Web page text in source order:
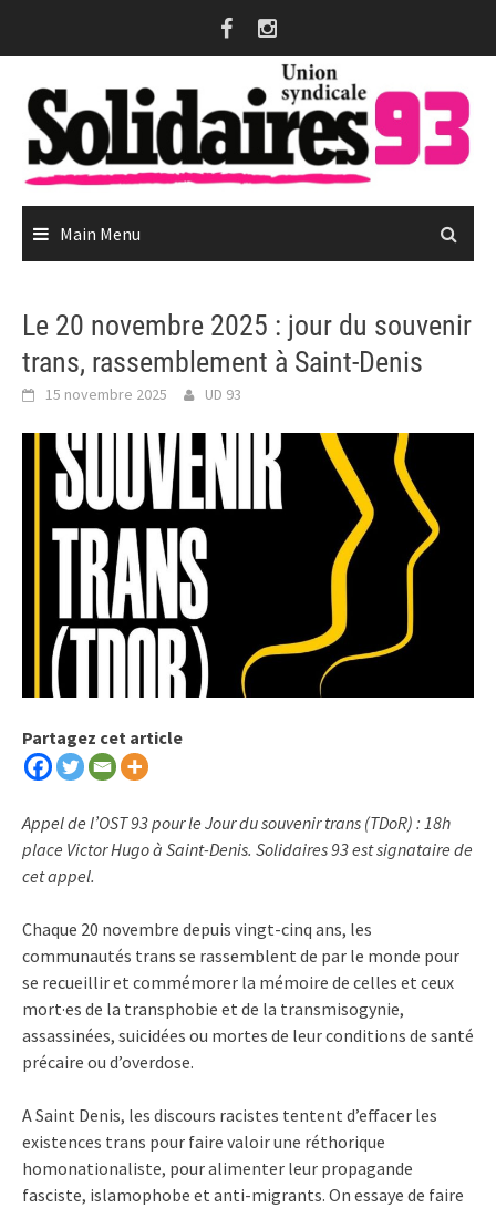
Main Menu
Le 20 novembre 2025 : jour du souvenir
trans, rassemblement à Saint-Denis
15 novembre 2025 UD 93
Partagez cet article
Appel de l’OST 93 pour le Jour du souvenir trans (TDoR) : 18h
place Victor Hugo à Saint-Denis. Solidaires 93 est signataire de
cet appel.
Chaque 20 novembre depuis vingt-cinq ans, les
communautés trans se rassemblent de par le monde pour
se recueillir et commémorer la mémoire de celles et ceux
mort·es de la transphobie et de la transmisogynie,
assassinées, suicidées ou mortes de leur conditions de santé
précaire ou d’overdose.
A Saint Denis, les discours racistes tentent d’effacer les
existences trans pour faire valoir une réthorique
homonationaliste, pour alimenter leur propagande
fasciste, islamophobe et anti-migrants. On essaye de faire